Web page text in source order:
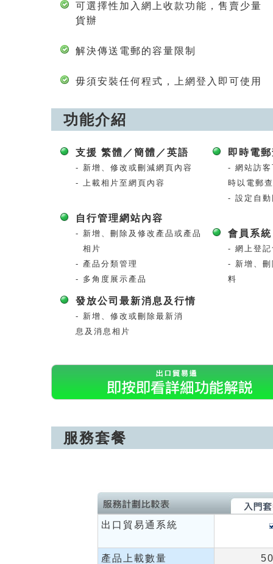
可選擇性加入網上收款功能，售賣少量
貨辦
解決傳送電郵的容量限制
毋須安裝任何程式，上網登入即可使用
功能介紹
支援 繁體／簡體／英語
- 新增、修改或刪減網頁內容
- 上載相片至網頁內容
自行管理網站內容
- 新增、刪除及修改產品或產品
相片
- 產品分類管理
- 多角度展示產品
發放公司最新消息及行情
- 新增、修改或刪除最新消
息及消息相片
即時電
- 網站訪
時以電郵
- 設定自
會員系統
- 網上登
- 新增、
料
服務套餐
出口貿易通系統
產品上載數量